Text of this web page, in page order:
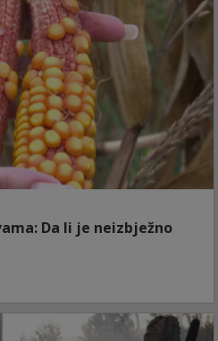
Da li je neizbježno